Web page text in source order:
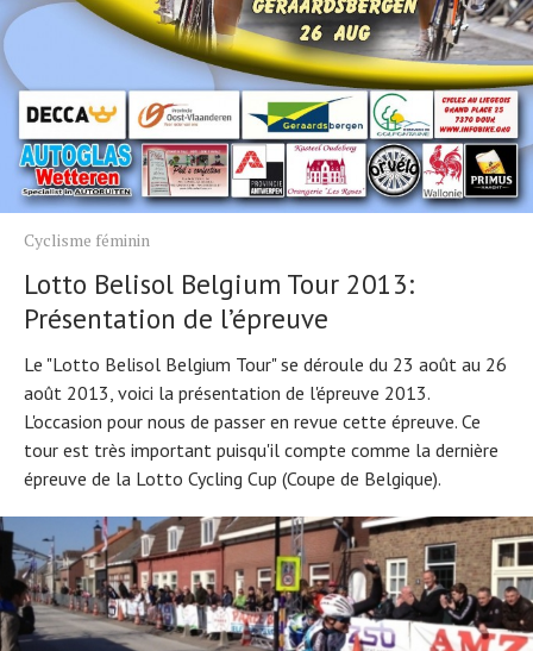
Cyclisme féminin
Lotto Belisol Belgium Tour 2013:
Présentation de l’épreuve
Le "Lotto Belisol Belgium Tour" se déroule du 23 août au 26
août 2013, voici la présentation de l'épreuve 2013.
L'occasion pour nous de passer en revue cette épreuve. Ce
tour est très important puisqu'il compte comme la dernière
épreuve de la Lotto Cycling Cup (Coupe de Belgique).